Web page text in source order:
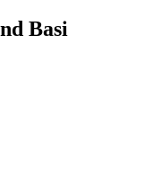
Basi